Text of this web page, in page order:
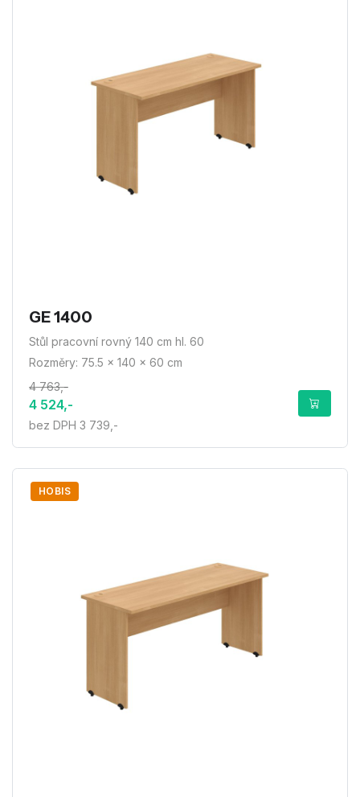
GE 1400
Stůl pracovní rovný 140 cm hl. 60
Rozměry: 75.5 × 140 × 60 cm
4 763,-
4 524,-
bez DPH 3 739,-
HOBIS